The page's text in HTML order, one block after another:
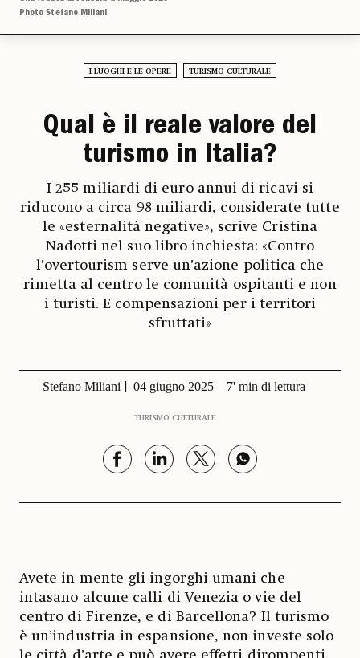
Photo Stefano Miliani
I LUOGHI E LE OPERE TURISMO CULTURALE
Qual è il reale valore del
turismo in Italia?
I 255 miliardi di euro annui di ricavi si
riducono a circa 98 miliardi, considerate tutte
le «esternalità negative», scrive Cristina
Nadotti nel suo libro inchiesta: «Contro
l’overtourism serve un’azione politica che
rimetta al centro le comunità ospitanti e non
i turisti. E compensazioni per i territori
sfruttati»
Stefano Miliani 04 giugno 2025 7' min di lettura
TURISMO CULTURALE
Avete in mente gli ingorghi umani che
intasano alcune calli di Venezia o vie del
centro di Firenze, e di Barcellona? Il turismo
è un’industria in espansione, non investe solo